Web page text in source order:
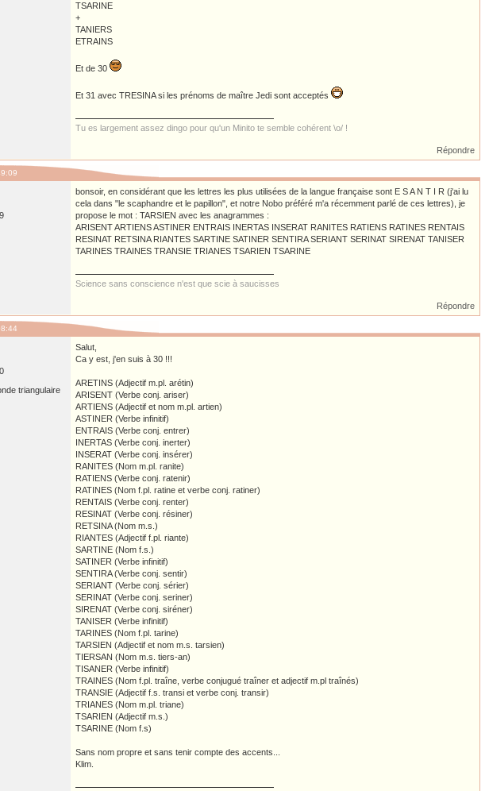
TSARINE
+
TANIERS
ETRAINS
Et de 30
Et 31 avec TRESINA si les prénoms de maître Jedi sont acceptés
Tu es largement assez dingo pour qu'un Minito te semble cohérent \o/ !
Répondre
bonsoir, en considérant que les lettres les plus utilisées de la langue française sont E S A N T I R (j'ai lu
cela dans "le scaphandre et le papillon", et notre Nobo préféré m'a récemment parlé de ces lettres), je
propose le mot : TARSIEN avec les anagrammes :
ARISENT ARTIENS ASTINER ENTRAIS INERTAS INSERAT RANITES RATIENS RATINES RENTAIS
RESINAT RETSINA RIANTES SARTINE SATINER SENTIRA SERIANT SERINAT SIRENAT TANISER
TARINES TRAINES TRANSIE TRIANES TSARIEN TSARINE
Science sans conscience n'est que scie à saucisses
Répondre
triangulaire
Salut,
Ca y est, j'en suis à 30 !!!
ARETINS (Adjectif m.pl. arétin)
ARISENT (Verbe conj. ariser)
ARTIENS (Adjectif et nom m.pl. artien)
ASTINER (Verbe infinitif)
ENTRAIS (Verbe conj. entrer)
INERTAS (Verbe conj. inerter)
INSERAT (Verbe conj. insérer)
RANITES (Nom m.pl. ranite)
RATIENS (Verbe conj. ratenir)
RATINES (Nom f.pl. ratine et verbe conj. ratiner)
RENTAIS (Verbe conj. renter)
RESINAT (Verbe conj. résiner)
RETSINA (Nom m.s.)
RIANTES (Adjectif f.pl. riante)
SARTINE (Nom f.s.)
SATINER (Verbe infinitif)
SENTIRA (Verbe conj. sentir)
SERIANT (Verbe conj. sérier)
SERINAT (Verbe conj. seriner)
SIRENAT (Verbe conj. siréner)
TANISER (Verbe infinitif)
TARINES (Nom f.pl. tarine)
TARSIEN (Adjectif et nom m.s. tarsien)
TIERSAN (Nom m.s. tiers-an)
TISANER (Verbe infinitif)
TRAINES (Nom f.pl. traîne, verbe conjugué traîner et adjectif m.pl traînés)
TRANSIE (Adjectif f.s. transi et verbe conj. transir)
TRIANES (Nom m.pl. triane)
TSARIEN (Adjectif m.s.)
TSARINE (Nom f.s)
Sans nom propre et sans tenir compte des accents...
Klim.